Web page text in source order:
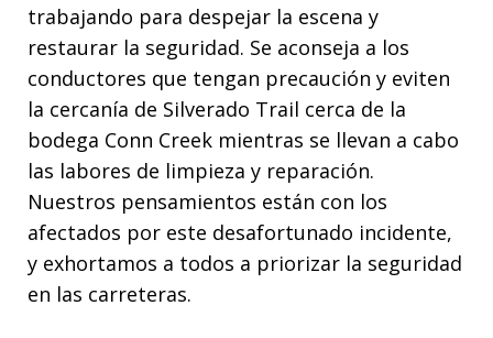
trabajando para despejar la escena y
restaurar la seguridad. Se aconseja a los
conductores que tengan precaución y eviten
la cercanía de Silverado Trail cerca de la
bodega Conn Creek mientras se llevan a cabo
las labores de limpieza y reparación.
Nuestros pensamientos están con los
afectados por este desafortunado incidente,
y exhortamos a todos a priorizar la seguridad
en las carreteras.